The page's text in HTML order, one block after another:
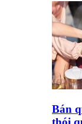
Bán